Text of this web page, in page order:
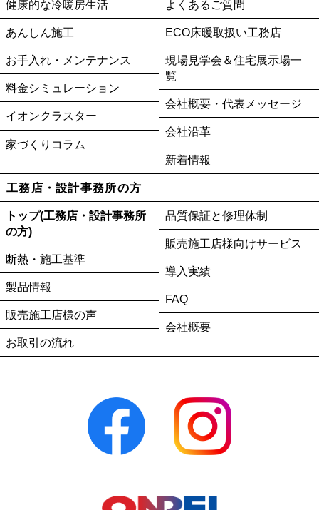
健康的な冷暖房生活
あんしん施工
お手入れ・メンテナンス
料金シミュレーション
イオンクラスター
家づくりコラム
よくあるご質問
ECO床暖取扱い工務店
現場見学会＆住宅展示場一
覧
会社概要・代表メッセージ
会社沿革
新着情報
工務店・設計事務所の方
トップ(工務店・設計事務所
の方)
断熱・施工基準
製品情報
販売施工店様の声
お取引の流れ
品質保証と修理体制
販売施工店様向けサービス
導入実績
FAQ
会社概要